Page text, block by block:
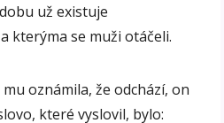
už existuje
kterýma se muži otáčeli.
mu oznámila, že odchází, on
které vyslovil, bylo: